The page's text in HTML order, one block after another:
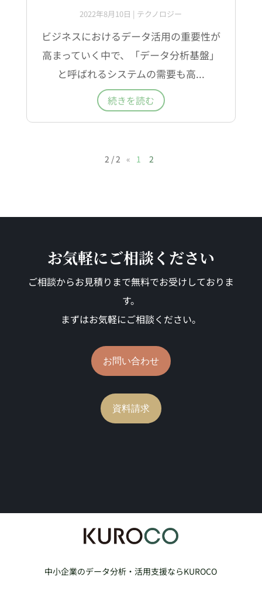
2022年8月10日 | テクノロジー
ビジネスにおけるデータ活用の重要性が
高まっていく中で、「データ分析基盤」
と呼ばれるシステムの需要も高...
続きを読む
2 / 2 « 1 2
お気軽にご相談ください
ご相談からお見積りまで無料でお受けしておりま
す。
まずはお気軽にご相談ください。
お問い合わせ
資料請求
中小企業のデータ分析・活用支援ならKUROCO